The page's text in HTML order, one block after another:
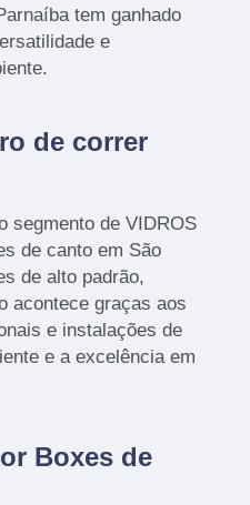
tem ganhado
e
de correr
segmento de VIDROS
de canto em São
de alto padrão,
acontece graças aos
e instalações de
e a excelência em
Boxes de